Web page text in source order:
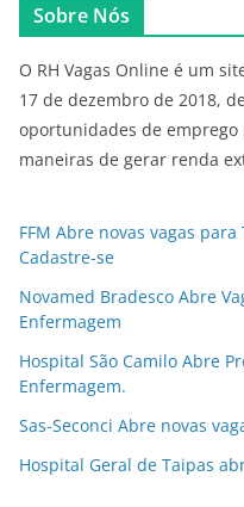
Sobre Nós
O RH Vagas Online é um
17 de dezembro de 2018,
oportunidades de
maneiras de gerar renda
FFM Abre novas vagas
Cadastre-se
Novamed Bradesco Abre
Enfermagem
Hospital São Camilo Abre
Enfermagem.
Sas-Seconci Abre novas
Hospital Geral de Taipas